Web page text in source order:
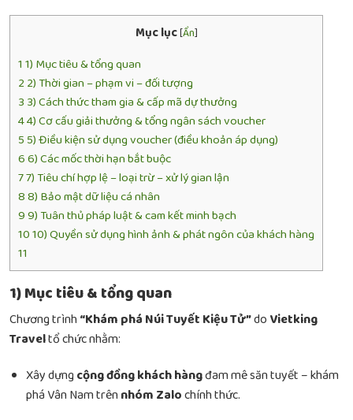
Mục lục[Ẩn]
1 1) Mục tiêu & tổng quan
2 2) Thời gian – phạm vi – đối tượng
3 3) Cách thức tham gia & cấp mã dự thưởng
44) Cơ cấu giải thưởng & tổng ngân sách voucher
5 5) Điều kiện sử dụng voucher (điều khoản áp dụng)
66) Các mốc thời hạn bắt buộc
77) Tiêu chí hợp lệ – loại trừ – xử lý gian lận
88) Bảo mật dữ liệu cá nhân
99) Tuân thủ pháp luật & cam kết minh bạch
1010) Quyền sử dụng hình ảnh & phát ngôn của khách hàng
11
1) Mục tiêu & tổng quan
Chương trình“Khám phá Núi Tuyết Kiệu Tử”do Vietking
Traveltổ chức nhằm:
Xây dựngcộng đồng khách hàngđam mê săn tuyết – khám
phá Vân Nam trênnhóm Zalochính thức.